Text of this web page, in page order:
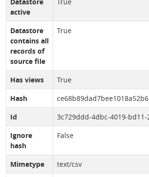
active
Datastore
contains all
records of
source file
True
Has views
True
Hash
Id
3c729ddd-4dbc-4019-
Ignore
hash
False
Mimetype
text/csv